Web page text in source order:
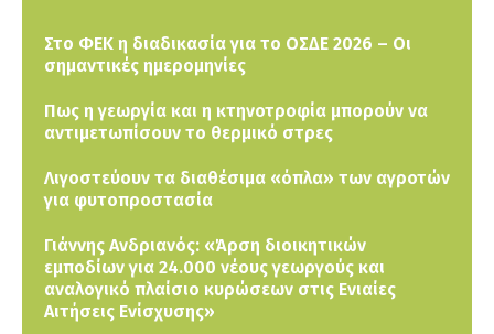
Στο ΦΕΚ η διαδικασία για το ΟΣΔΕ 2026 – Οι
σημαντικές ημερομηνίες
Πως η γεωργία και η κτηνοτροφία μπορούν να
αντιμετωπίσουν το θερμικό στρες
Λιγοστεύουν τα διαθέσιμα «όπλα» των αγροτών
για φυτοπροστασία
Γιάννης Ανδριανός: «Άρση διοικητικών
εμποδίων για 24.000 νέους γεωργούς και
αναλογικό πλαίσιο κυρώσεων στις Ενιαίες
Αιτήσεις Ενίσχυσης»